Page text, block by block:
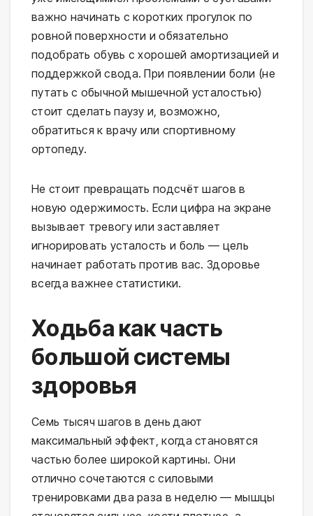
важно начинать с коротких прогулок по
ровной поверхности и обязательно
подобрать обувь с хорошей амортизацией и
поддержкой свода. При появлении боли (не
путать с обычной мышечной усталостью)
стоит сделать паузу и, возможно,
обратиться к врачу или спортивному
ортопеду.
Не стоит превращать подсчёт шагов в
новую одержимость. Если цифра на экране
вызывает тревогу или заставляет
игнорировать усталость и боль — цель
начинает работать против вас. Здоровье
всегда важнее статистики.
Ходьба как часть
большой системы
здоровья
Семь тысяч шагов в день дают
максимальный эффект, когда становятся
частью более широкой картины. Они
отлично сочетаются с силовыми
тренировками два раза в неделю — мышцы